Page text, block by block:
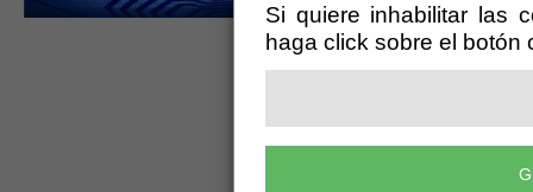
Si quiere inhabilitar las
haga click sobre el botón